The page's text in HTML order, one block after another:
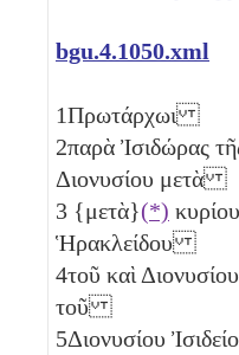
bgu.4.1050.xml
1Πρωτάρχωι
2παρὰ Ἰσιδώρας
Διονυσίου μετὰ
3 {μετὰ}(*)
Ἡρακλείδου
4τοῦ καὶ
τοῦ
5Διονυσίου